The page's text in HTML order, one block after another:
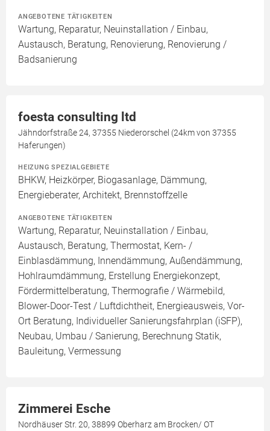
ANGEBOTENE TÄTIGKEITEN
Wartung, Reparatur, Neuinstallation / Einbau,
Austausch, Beratung, Renovierung, Renovierung /
Badsanierung
foesta consulting ltd
Jähndorfstraße 24, 37355 Niederorschel (24km von 37355
Haferungen)
HEIZUNG SPEZIALGEBIETE
BHKW, Heizkörper, Biogasanlage, Dämmung,
Energieberater, Architekt, Brennstoffzelle
ANGEBOTENE TÄTIGKEITEN
Wartung, Reparatur, Neuinstallation / Einbau,
Austausch, Beratung, Thermostat, Kern- /
Einblasdämmung, Innendämmung, Außendämmung,
Hohlraumdämmung, Erstellung Energiekonzept,
Fördermittelberatung, Thermografie / Wärmebild,
Blower-Door-Test / Luftdichtheit, Energieausweis, Vor-
Ort Beratung, Individueller Sanierungsfahrplan (iSFP),
Neubau, Umbau / Sanierung, Berechnung Statik,
Bauleitung, Vermessung
Zimmerei Esche
Nordhäuser Str. 20, 38899 Oberharz am Brocken/ OT